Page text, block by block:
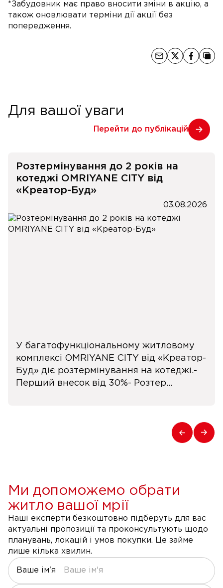
*Забудовник має право вносити зміни в акцію, а
також оновлювати терміни дії акції без
попередження.
Для вашої уваги
Перейти до публікацій
Розтермінування до 2 років на
котеджі OMRIYANE CITY від
«Креатор-Буд»
03.08.2026
У багатофункціональному житловому
комплексі OMRIYANE CITY від «Креатор-
Буд» діє розтермінування на котеджі.-
Перший внесок від 30%- Розтер...
Ми допоможемо обрати
житло вашої мрії
Наші експерти безкоштовно підберуть для вас
актуальні пропозиції та проконсультують щодо
планувань, локацій і умов покупки. Це займе
лише кілька хвилин.
Ваше ім'я